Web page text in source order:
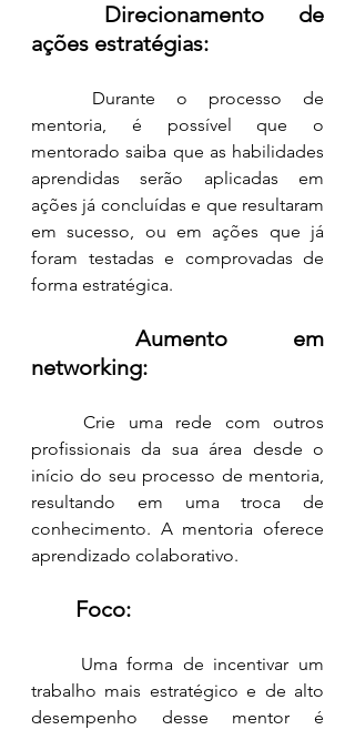
Direcionamento de
ações estratégias:
mentoria, é possível que o
mentorado saiba que as habilidades
aprendidas serão aplicadas em
ações já concluídas e que resultaram
em sucesso, ou em ações que já
foram testadas e comprovadas de
forma estratégica.
Aumento em
networking:
	Crie uma rede com outros
profissionais da sua área desde o
início do seu processo de mentoria,
resultando em uma troca de
conhecimento. A mentoria oferece
aprendizado colaborativo.
Foco:
trabalho mais estratégico e de alto
desempenho desse mentor é